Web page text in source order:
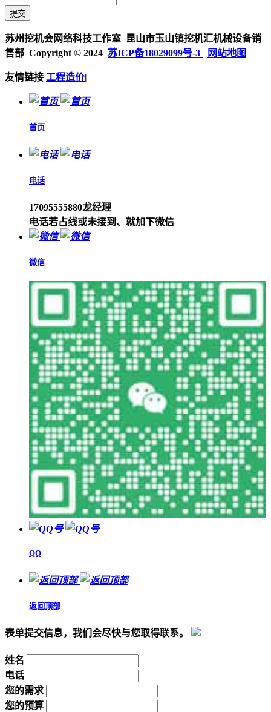
苏州挖机会网络科技工作室 昆山市玉山镇挖机汇机械设备销
售部 Copyright © 2024 苏ICP备18029099号-3 网站地图
友情链接 工程造价|
首页
电话
17095555880龙经理
电话若占线或未接到、就加下微信
微信
QQ
返回顶部
表单提交信息，我们会尽快与您取得联系。
姓名
电话
您的需求
您的预算